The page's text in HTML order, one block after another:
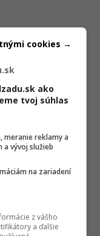
ako
tvoj súhlas
meranie reklamy a
a vývoj služieb
na zariadení
z vášho
a ďalšie
cookies →